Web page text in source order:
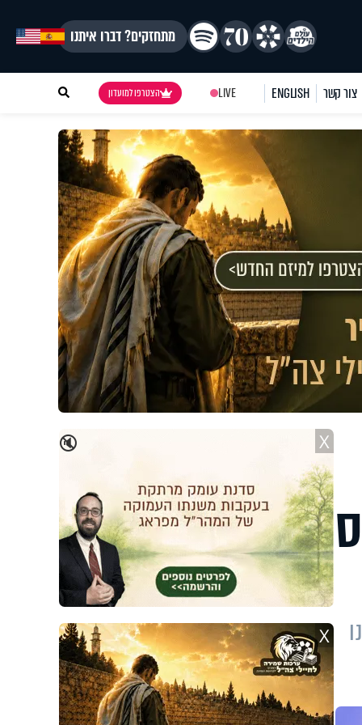
מתחזקים? דברו איתנו
צור קשר ENGLISH
LIVE הצטרפו למועדון
🔇 X
X